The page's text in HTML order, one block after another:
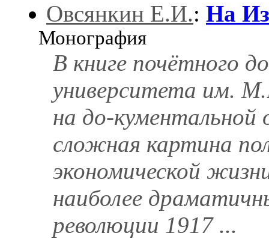
Овсянкин Е.И.: На
Монография
В книге почётного
университета им.
на до-кументальной
сложная картина
экономической
наиболее
революции 1917 ...